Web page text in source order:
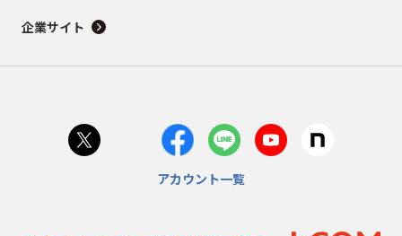
企業サイト
アカウント一覧